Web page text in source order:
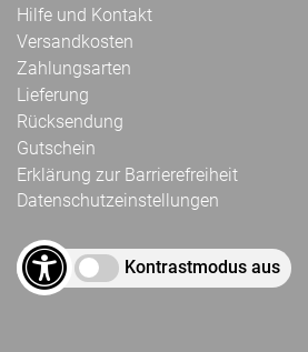
Hilfe und Kontakt
Versandkosten
Zahlungsarten
Lieferung
Rücksendung
Gutschein
Erklärung zur Barrierefreiheit
Datenschutzeinstellungen
Kontrastmodus aus